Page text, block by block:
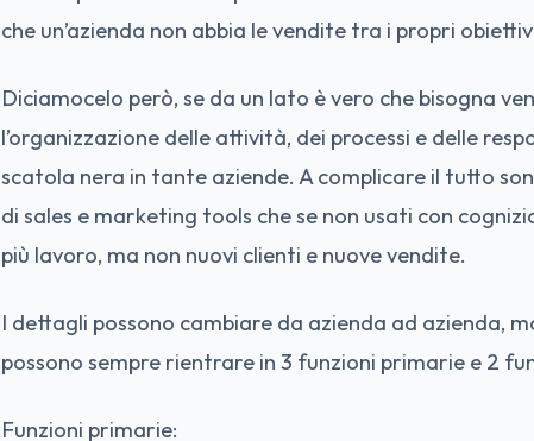
che un’azienda non abbia le vendite tra i propri
Diciamocelo però, se da un lato è vero che bisogna
l’organizzazione delle attività, dei processi e delle
scatola nera in tante aziende. A complicare il tutto
di sales e marketing tools che se non usati con
più lavoro, ma non nuovi clienti e nuove vendite.
I dettagli possono cambiare da azienda ad azienda,
possono sempre rientrare in 3 funzioni primarie e 2
Funzioni primarie: